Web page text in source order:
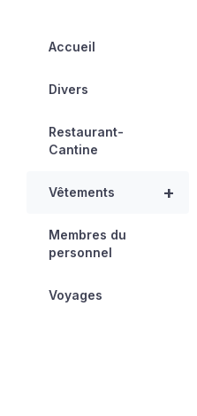
Accueil
Divers
Restaurant-
Cantine
+
Vêtements
Membres du
personnel
Voyages